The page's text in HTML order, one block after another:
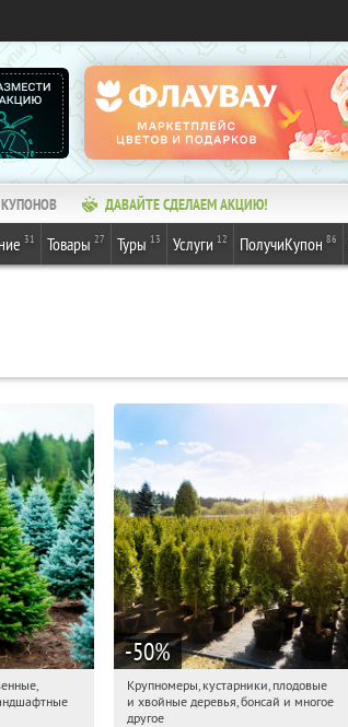
КУПОНОВ ДАВАЙТЕ СДЕЛАЕМ АКЦИЮ!
31 Товары 27 Туры 13 Услуги 12 ПолучиКупон 86
Получили:
-50%
01:27:17 Получили:28
Москва, Рябиновая улица, 17
Крупномеры, кустарники, плодовые
и хвойные деревья, бонсай и многое
другое